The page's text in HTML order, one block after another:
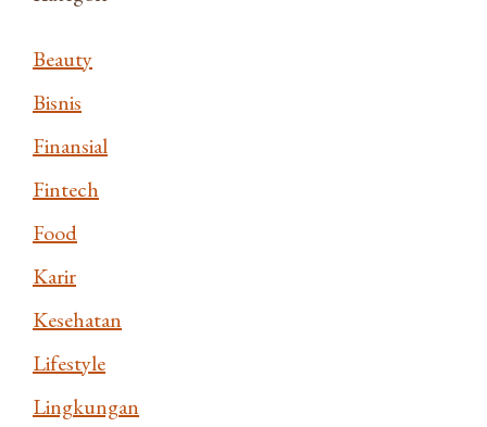
Beauty
Bisnis
Finansial
Fintech
Food
Karir
Kesehatan
Lifestyle
Lingkungan